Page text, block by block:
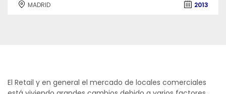
MADRID
2013
El Retail y en general el mercado de locales comerciales